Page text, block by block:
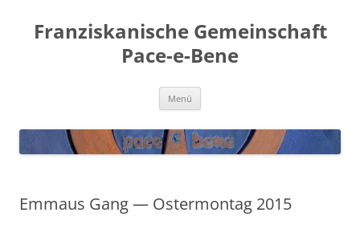
Franziskanische Gemeinschaft
Pace-e-Bene
Menü
Emmaus Gang — Ostermontag 2015